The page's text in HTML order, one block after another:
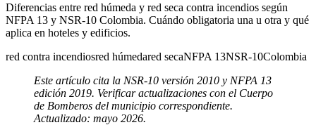
Diferencias entre red húmeda y red seca contra incendios según
NFPA 13 y NSR-10 Colombia. Cuándo obligatoria una u otra y qué
aplica en hoteles y edificios.
red contra incendiosred húmedared secaNFPA 13NSR-10Colombia
Este artículo cita la NSR-10 versión 2010 y NFPA 13
edición 2019. Verificar actualizaciones con el Cuerpo
de Bomberos del municipio correspondiente.
Actualizado: mayo 2026.